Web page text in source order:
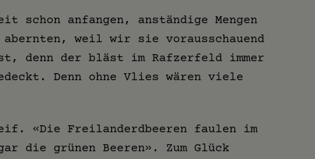
schon anfangen, anständige Mengen
weil wir sie vorausschauend
denn der bläst im Rafzerfeld immer
Denn ohne Vlies wären viele
«Die Freilanderdbeeren faulen im
die grünen Beeren». Zum Glück